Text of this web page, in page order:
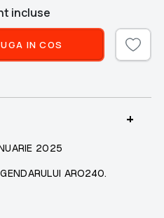
incluse
IN COS
+
2025
ARO240.